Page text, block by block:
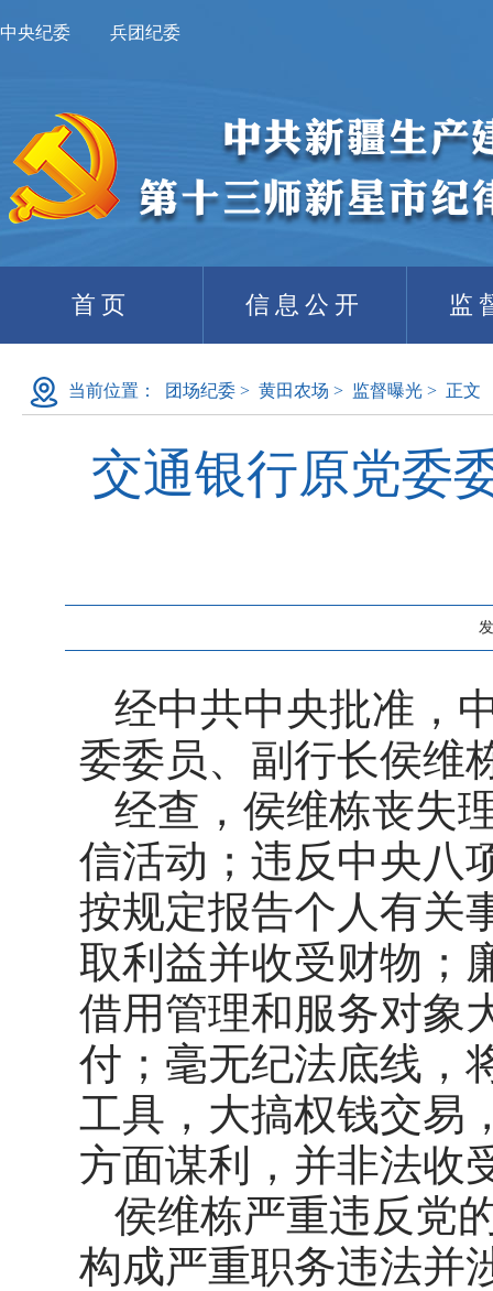
中央纪委 兵团纪委
首页 信息公开 监
当前位置： 团场纪委 > 黄田农场 > 监督曝光 > 正文
交通银行原党委
经中共中央批准，
委委员、副行长侯维
经查，侯维栋丧失
信活动；违反中央八
按规定报告个人有关
取利益并收受财物；
借用管理和服务对象
付；毫无纪法底线，
工具，大搞权钱交易
方面谋利，并非法收
侯维栋严重违反党
构成严重职务违法并